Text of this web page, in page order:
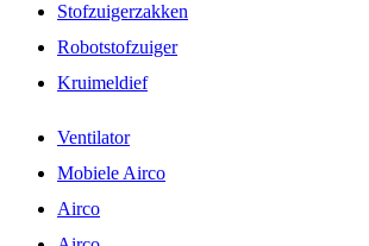
Stofzuigerzakken
Robotstofzuiger
Kruimeldief
Ventilator
Mobiele Airco
Airco